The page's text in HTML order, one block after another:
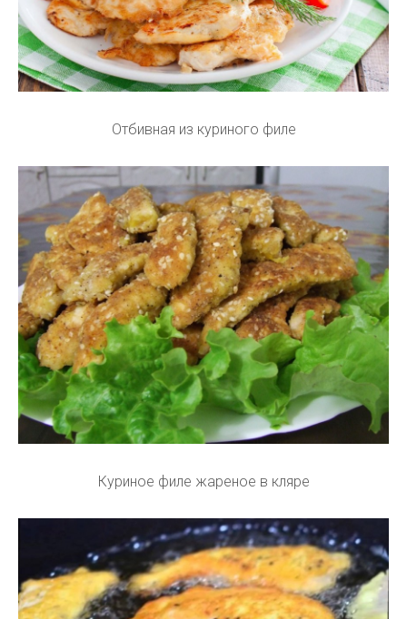
Отбивная из куриного филе
Куриное филе жареное в кляре